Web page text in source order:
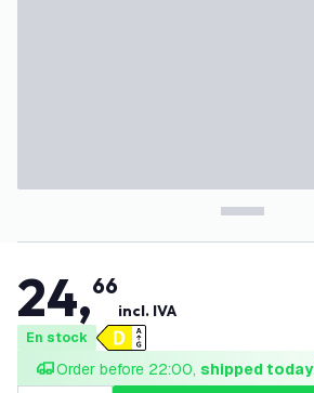
24,66
incl. IVA
En stock
Order before 22:00, shipped today